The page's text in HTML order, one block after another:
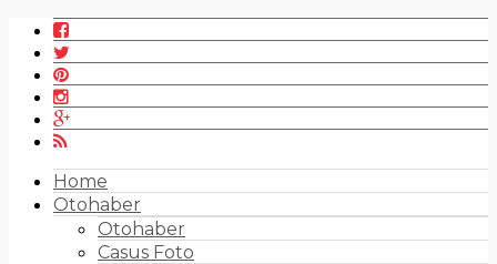
Home
Otohaber
Otohaber
Casus Foto